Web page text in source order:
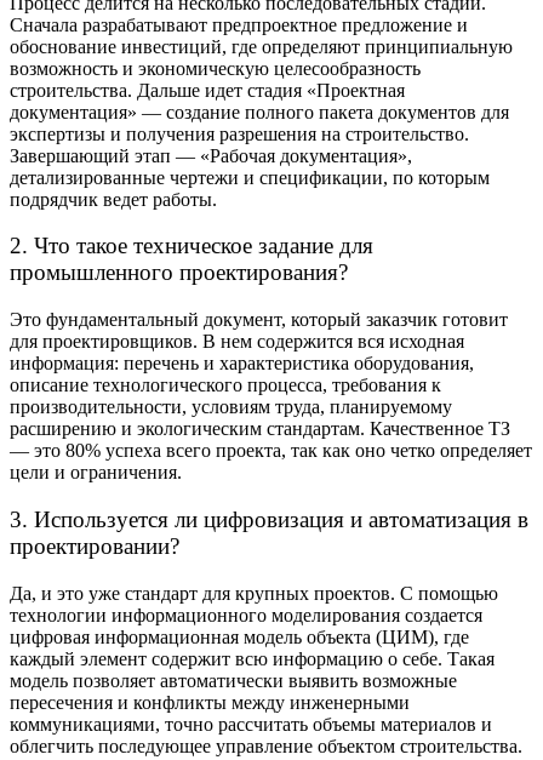
Сначала разрабатывают предпроектное предложение и
обоснование инвестиций, где определяют принципиальную
возможность и экономическую целесообразность
строительства. Дальше идет стадия «Проектная
документация» — создание полного пакета документов для
экспертизы и получения разрешения на строительство.
Завершающий этап — «Рабочая документация»,
детализированные чертежи и спецификации, по которым
подрядчик ведет работы.
2. Что такое техническое задание для
промышленного проектирования?
Это фундаментальный документ, который заказчик готовит
для проектировщиков. В нем содержится вся исходная
информация: перечень и характеристика оборудования,
описание технологического процесса, требования к
производительности, условиям труда, планируемому
расширению и экологическим стандартам. Качественное ТЗ
— это 80% успеха всего проекта, так как оно четко определяет
цели и ограничения.
3. Используется ли цифровизация и автоматизация в
проектировании?
Да, и это уже стандарт для крупных проектов. С помощью
технологии информационного моделирования создается
цифровая информационная модель объекта (ЦИМ), где
каждый элемент содержит всю информацию о себе. Такая
модель позволяет автоматически выявить возможные
пересечения и конфликты между инженерными
коммуникациями, точно рассчитать объемы материалов и
облегчить последующее управление объектом строительства.